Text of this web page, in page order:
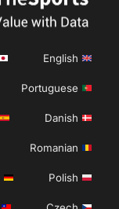
English
Portuguese
Danish
Romanian
Polish